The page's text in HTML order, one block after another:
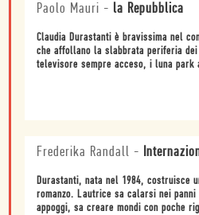
Paolo Mauri - la Repubblica
Claudia Durastanti è bravissima nel
che affollano la slabbrata periferia
televisore sempre acceso, i luna park
Frederika Randall -
Durastanti, nata nel 1984, costruisce
romanzo. Lautrice sa calarsi nei
appoggi, sa creare mondi con poche